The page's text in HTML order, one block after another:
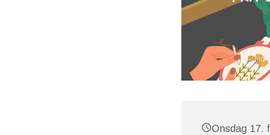
Onsdag 17.